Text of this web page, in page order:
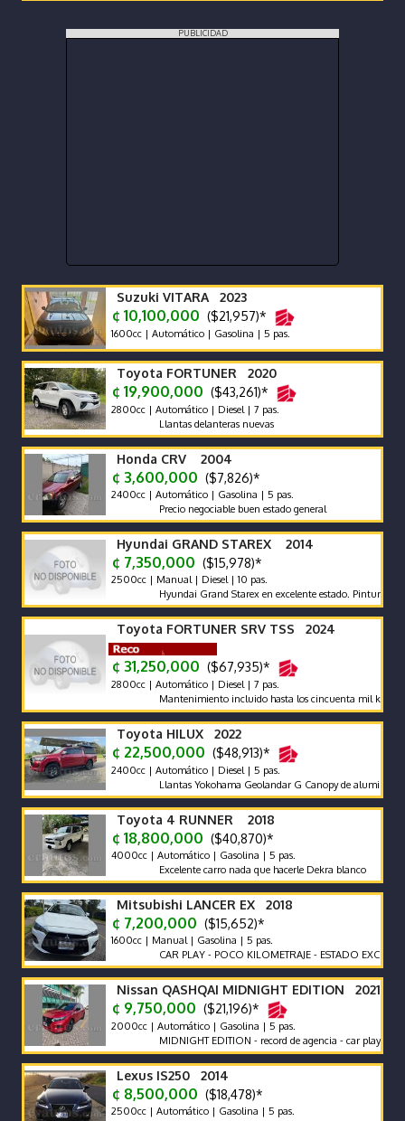
PUBLICIDAD
Suzuki VITARA 2023
¢ 10,100,000 ($21,957)*
1600cc | Automático | Gasolina | 5 pas.
Toyota FORTUNER 2020
¢ 19,900,000 ($43,261)*
2800cc | Automático | Diesel | 7 pas.
Llantas delanteras nuevas
Honda CRV 2004
¢ 3,600,000 ($7,826)*
2400cc | Automático | Gasolina | 5 pas.
Precio negociable buen estado general
Hyundai GRAND STAREX 2014
¢ 7,350,000 ($15,978)*
2500cc | Manual | Diesel | 10 pas.
Hyundai Grand Starex en excelente estado. Pintura exterior
Toyota FORTUNER SRV TSS 2024
¢ 31,250,000 ($67,935)*
2800cc | Automático | Diesel | 7 pas.
Mantenimiento incluido hasta los cincuenta mil kilómetros.
Toyota HILUX 2022
¢ 22,500,000 ($48,913)*
2400cc | Automático | Diesel | 5 pas.
Llantas Yokohama Geolandar G Canopy de aluminio
Toyota 4 RUNNER 2018
¢ 18,800,000 ($40,870)*
4000cc | Automático | Gasolina | 5 pas.
Excelente carro nada que hacerle Dekra blanco
Mitsubishi LANCER EX 2018
¢ 7,200,000 ($15,652)*
1600cc | Manual | Gasolina | 5 pas.
CAR PLAY - POCO KILOMETRAJE - ESTADO EXCELENTE -
Nissan QASHQAI MIDNIGHT EDITION 2021
¢ 9,750,000 ($21,196)*
2000cc | Automático | Gasolina | 5 pas.
MIDNIGHT EDITION - record de agencia - car play - poco
Lexus IS250 2014
¢ 8,500,000 ($18,478)*
2500cc | Automático | Gasolina | 5 pas.